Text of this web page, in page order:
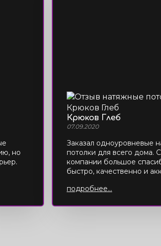
но
Крюков Глеб
07.09.2020
Заказал одноуровневые
потолки для всего дома.
компании большое
быстро, качественно и
подробнее...